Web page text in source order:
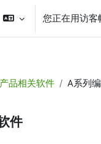
输入 您正在用访客
品相关软件 A系列
件